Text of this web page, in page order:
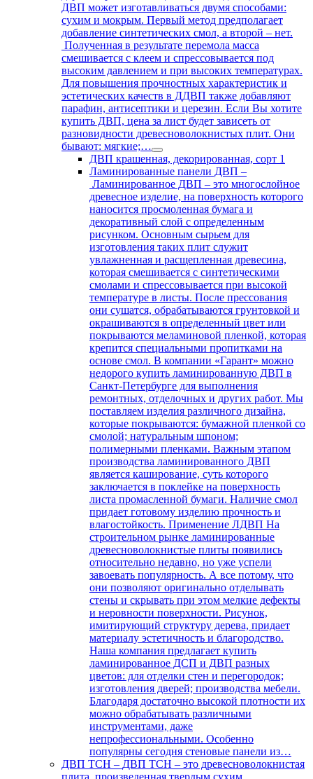
ДВП может изготавливаться двумя способами:
сухим и мокрым. Первый метод предполагает
добавление синтетических смол, а второй – нет.
Полученная в результате перемола масса
смешивается с клеем и спрессовывается под
высоким давлением и при высоких температурах.
Для повышения прочностных характеристик и
эстетических качеств в ДДВП также добавляют
парафин, антисептики и церезин. Если Вы хотите
купить ДВП, цена за лист будет зависеть от
разновидности древесноволокнистых плит. Они
бывают: мягкие;…
ДВП крашенная, декорированная, сорт 1
Ламинированные панели ДВП –
Ламинированное ДВП – это многослойное
древесное изделие, на поверхность которого
наносится просмоленная бумага и
декоративный слой с определенным
рисунком. Основным сырьем для
изготовления таких плит служит
увлажненная и расщепленная древесина,
которая смешивается с синтетическими
смолами и спрессовывается при высокой
температуре в листы. После прессования
они сушатся, обрабатываются грунтовкой и
окрашиваются в определенный цвет или
покрываются меламиновой пленкой, которая
крепится специальными пропитками на
основе смол. В компании «Гарант» можно
недорого купить ламинированную ДВП в
Санкт-Петербурге для выполнения
ремонтных, отделочных и других работ. Мы
поставляем изделия различного дизайна,
которые покрываются: бумажной пленкой со
смолой; натуральным шпоном;
полимерными пленками. Важным этапом
производства ламинированного ДВП
является каширование, суть которого
заключается в поклейке на поверхность
листа промасленной бумаги. Наличие смол
придает готовому изделию прочность и
влагостойкость. Применение ЛДВП На
строительном рынке ламинированные
древесноволокнистые плиты появились
относительно недавно, но уже успели
завоевать популярность. А все потому, что
они позволяют оригинально отделывать
стены и скрывать при этом мелкие дефекты
и неровности поверхности. Рисунок,
имитирующий структуру дерева, придает
материалу эстетичность и благородство.
Наша компания предлагает купить
ламинированное ДСП и ДВП разных
цветов: для отделки стен и перегородок;
изготовления дверей; производства мебели.
Благодаря достаточно высокой плотности их
можно обрабатывать различными
инструментами, даже
непрофессиональными. Особенно
популярны сегодня стеновые панели из…
ДВП ТСН – ДВП ТСН – это древесноволокнистая
плита, произведенная твердым сухим